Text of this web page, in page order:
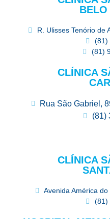
BELO
R. Ulisses Tenório de
(81)
(81)
CLÍNICA
Rua São Gabriel,
(81)
CLÍNICA
Avenida América
(81)